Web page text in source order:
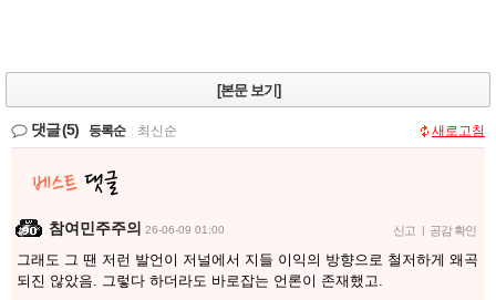
[본문 보기]
댓글(5) 등록순 최신순 새로고침
참여민주주의 26-06-09 01:00 신고 | 공감 확인
그래도 그 땐 저런 발언이 저널에서 지들 이익의 방향으로 철저하게 왜곡
되진 않았음. 그렇다 하더라도 바로잡는 언론이 존재했고.